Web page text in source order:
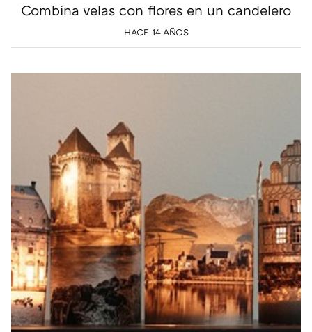
Combina velas con flores en un candelero
HACE 14 AÑOS